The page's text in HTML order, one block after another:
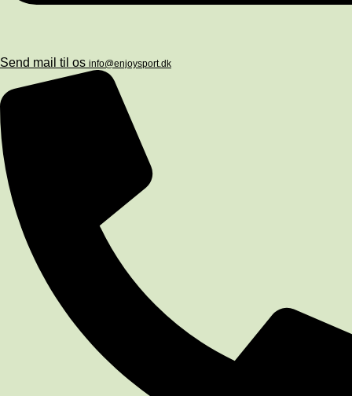
Send mail til os info@enjoysport.dk